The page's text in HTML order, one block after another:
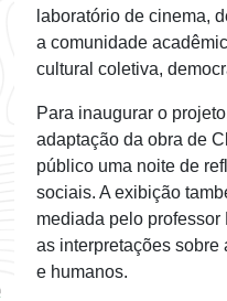
laboratório de cinema,
a comunidade
cultural coletiva,
Para inaugurar o
adaptação da obra de
público uma noite de
sociais. A exibição
mediada pelo
as interpretações sobre
e humanos.